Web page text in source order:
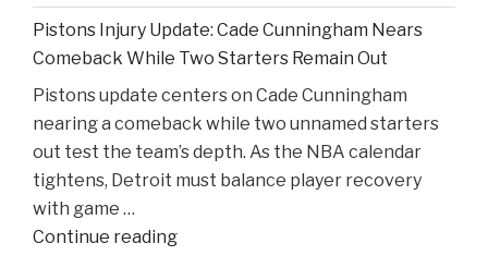
Ohio
State’s
Road
Ahead
After
Losing
Taison
Gabe
Pistons Injury Update: Cade Cunningham Nears
Comeback While Two Starters Remain Out
Pistons update centers on Cade Cunningham
nearing a comeback while two unnamed starters
out test the team’s depth. As the NBA calendar
tightens, Detroit must balance player recovery
with game …
Continue reading"Pistons